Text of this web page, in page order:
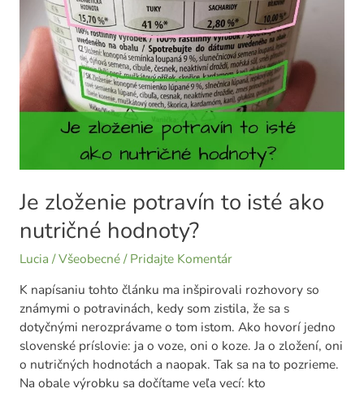
Je zloženie potravín to isté ako
nutričné hodnoty?
Lucia /Všeobecné/Pridajte Komentár
K napísaniu tohto článku ma inšpirovali rozhovory so
známymi o potravinách, kedy som zistila, že sa s
dotyčnými nerozprávame o tom istom. Ako hovorí jedno
slovenské príslovie: ja o voze, oni o koze. Ja o zložení, oni
o nutričných hodnotách a naopak. Tak sa na to pozrieme.
Na obale výrobku sa dočítame veľa vecí: kto
ako
nutričné
hodnoty?